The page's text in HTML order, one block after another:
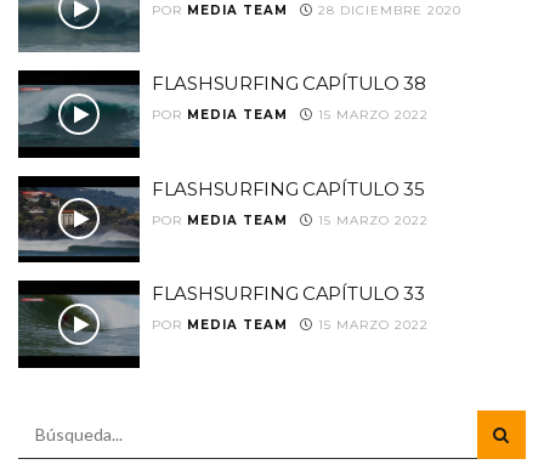
POR MEDIA TEAM 28 DICIEMBRE 2020
FLASHSURFING CAPÍTULO 38
POR MEDIA TEAM 15 MARZO 2022
FLASHSURFING CAPÍTULO 35
POR MEDIA TEAM 15 MARZO 2022
FLASHSURFING CAPÍTULO 33
POR MEDIA TEAM 15 MARZO 2022